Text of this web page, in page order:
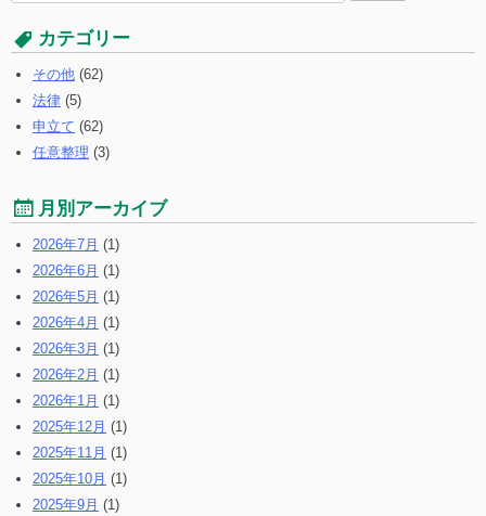
索
す
る:
カテゴリー
その他 (62)
法律 (5)
申立て (62)
任意整理 (3)
月別アーカイブ
2026年7月 (1)
2026年6月 (1)
2026年5月 (1)
2026年4月 (1)
2026年3月 (1)
2026年2月 (1)
2026年1月 (1)
2025年12月 (1)
2025年11月 (1)
2025年10月 (1)
2025年9月 (1)